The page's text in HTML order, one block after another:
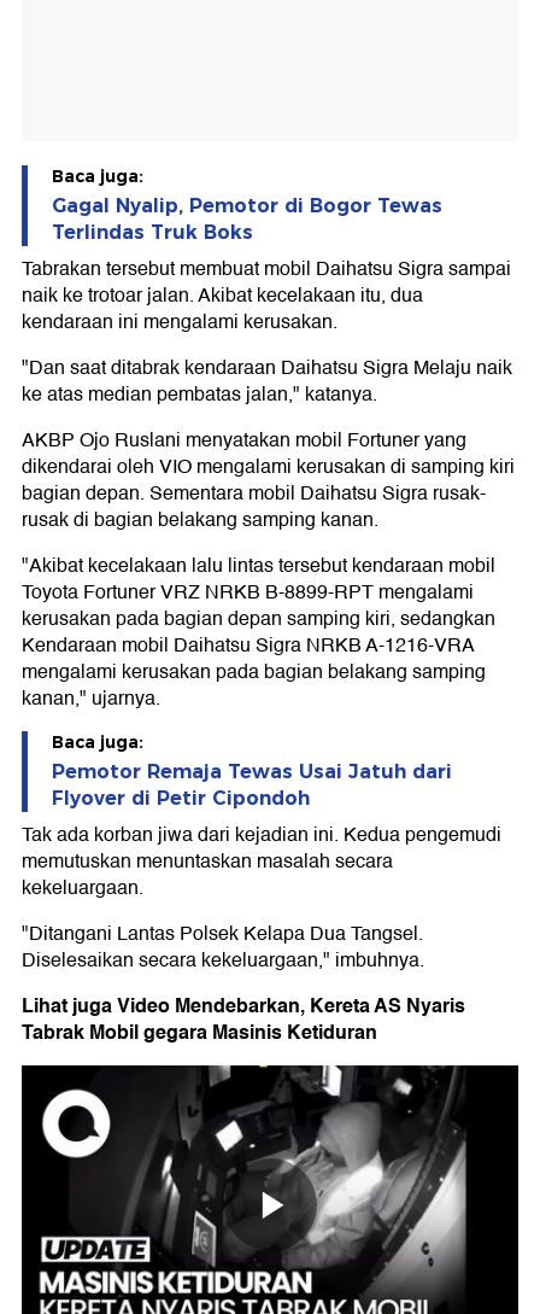
Baca juga:
Gagal Nyalip, Pemotor di Bogor Tewas
Terlindas Truk Boks
Tabrakan tersebut membuat mobil Daihatsu Sigra sampai
naik ke trotoar jalan. Akibat kecelakaan itu, dua
kendaraan ini mengalami kerusakan.
"Dan saat ditabrak kendaraan Daihatsu Sigra Melaju naik
ke atas median pembatas jalan," katanya.
AKBP Ojo Ruslani menyatakan mobil Fortuner yang
dikendarai oleh VIO mengalami kerusakan di samping kiri
bagian depan. Sementara mobil Daihatsu Sigra rusak-
rusak di bagian belakang samping kanan.
"Akibat kecelakaan lalu lintas tersebut kendaraan mobil
Toyota Fortuner VRZ NRKB B-8899-RPT mengalami
kerusakan pada bagian depan samping kiri, sedangkan
Kendaraan mobil Daihatsu Sigra NRKB A-1216-VRA
mengalami kerusakan pada bagian belakang samping
kanan," ujarnya.
Baca juga:
Pemotor Remaja Tewas Usai Jatuh dari
Flyover di Petir Cipondoh
Tak ada korban jiwa dari kejadian ini. Kedua pengemudi
memutuskan menuntaskan masalah secara
kekeluargaan.
"Ditangani Lantas Polsek Kelapa Dua Tangsel.
Diselesaikan secara kekeluargaan," imbuhnya.
Lihat juga Video Mendebarkan, Kereta AS Nyaris
Tabrak Mobil gegara Masinis Ketiduran